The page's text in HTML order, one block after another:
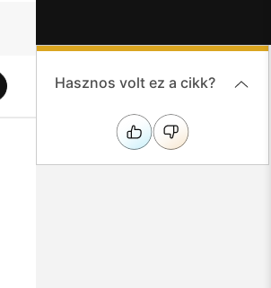
Hasznos volt ez a cikk?